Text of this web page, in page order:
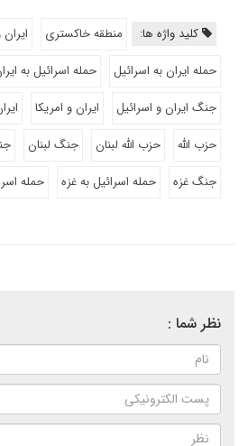
کلید واژه ها: منطقه خاکستری
حمله ایران به اسرائیل
حمله اسرائیل به
جنگ ایران و اسرائیل
ایران و امریکا
حزب الله
حزب الله لبنان جنگ لبنان
جنگ غزه
حمله اسرائیل به غزه حمله
نظر شما :